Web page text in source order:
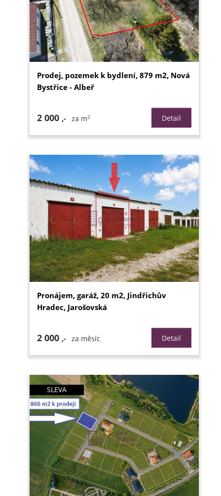
Prodej, pozemek k bydlení, 879 m2, Nová
Bystřice - Albeř
2 000 ,- za m2 Detail
Pronájem, garáž, 20 m2, Jindřichův
Hradec, Jarošovská
2 000 ,- za měsíc Detail
SLEVA